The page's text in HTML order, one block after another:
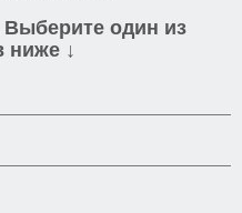
один из
ниже ↓